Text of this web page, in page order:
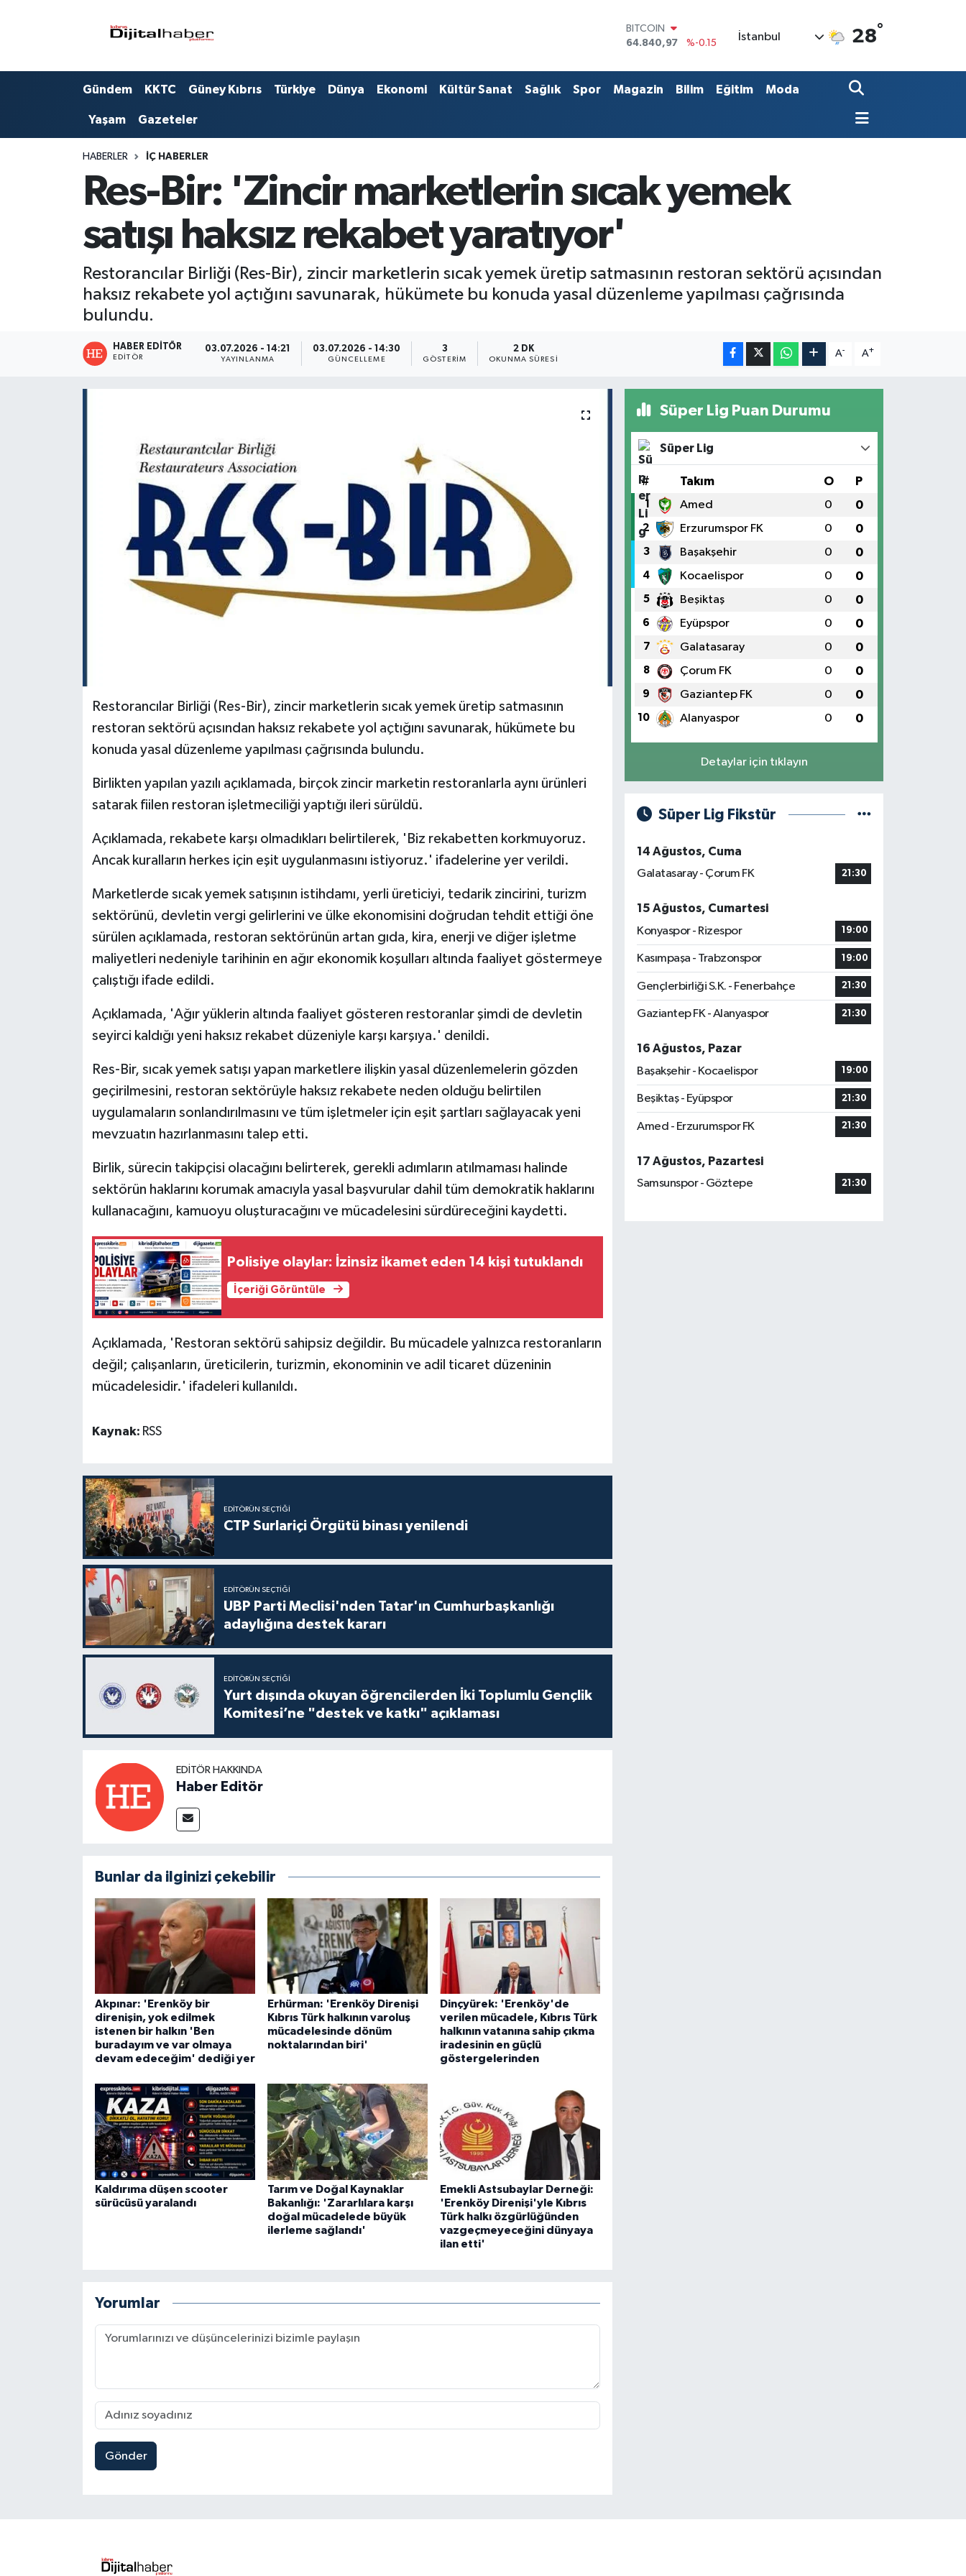
64.840,97
DOLAR
EURO
55,2510
%0.32
STERLİN
6660.55
%0
İstanbul 28°
Gündem KKTC Güney Kıbrıs Türkiye Dünya Ekonomi Kültür Sanat Sağlık Spor Magazin Bilim Eğitim Moda
Yaşam Gazeteler
HABERLER İÇ HABERLER
Res-Bir: 'Zincir marketlerin sıcak yemek
satışı haksız rekabet yaratıyor'
Restorancılar Birliği (Res-Bir), zincir marketlerin sıcak yemek üretip satmasının restoran sektörü açısından
haksız rekabete yol açtığını savunarak, hükümete bu konuda yasal düzenleme yapılması çağrısında
bulundu.
HABER EDITÖR
EDITÖR
03.07.2026 - 14:21
YAYINLANMA
03.07.2026 - 14:30
GÜNCELLEME
3
GÖSTERIM
2 DK
OKUNMA SÜRESI
A- A+
Restorancılar Birliği (Res-Bir), zincir marketlerin sıcak yemek üretip satmasının
restoran sektörü açısından haksız rekabete yol açtığını savunarak, hükümete bu
konuda yasal düzenleme yapılması çağrısında bulundu.
Birlikten yapılan yazılı açıklamada, birçok zincir marketin restoranlarla aynı ürünleri
satarak fiilen restoran işletmeciliği yaptığı ileri sürüldü.
Açıklamada, rekabete karşı olmadıkları belirtilerek, 'Biz rekabetten korkmuyoruz.
Ancak kuralların herkes için eşit uygulanmasını istiyoruz.' ifadelerine yer verildi.
Marketlerde sıcak yemek satışının istihdamı, yerli üreticiyi, tedarik zincirini, turizm
sektörünü, devletin vergi gelirlerini ve ülke ekonomisini doğrudan tehdit ettiği öne
sürülen açıklamada, restoran sektörünün artan gıda, kira, enerji ve diğer işletme
maliyetleri nedeniyle tarihinin en ağır ekonomik koşulları altında faaliyet göstermeye
çalıştığı ifade edildi.
Açıklamada, 'Ağır yüklerin altında faaliyet gösteren restoranlar şimdi de devletin
seyirci kaldığı yeni haksız rekabet düzeniyle karşı karşıya.' denildi.
Res-Bir, sıcak yemek satışı yapan marketlere ilişkin yasal düzenlemelerin gözden
geçirilmesini, restoran sektörüyle haksız rekabete neden olduğu belirtilen
uygulamaların sonlandırılmasını ve tüm işletmeler için eşit şartları sağlayacak yeni
mevzuatın hazırlanmasını talep etti.
Birlik, sürecin takipçisi olacağını belirterek, gerekli adımların atılmaması halinde
sektörün haklarını korumak amacıyla yasal başvurular dahil tüm demokratik haklarını
kullanacağını, kamuoyu oluşturacağını ve mücadelesini sürdüreceğini kaydetti.
Polisiye olaylar: İzinsiz ikamet eden 14 kişi tutuklandı
İçeriği Görüntüle
Açıklamada, 'Restoran sektörü sahipsiz değildir. Bu mücadele yalnızca restoranların
değil; çalışanların, üreticilerin, turizmin, ekonominin ve adil ticaret düzeninin
mücadelesidir.' ifadeleri kullanıldı.
Kaynak: RSS
EDITÖRÜN SEÇTIĞI
CTP Surlariçi Örgütü binası yenilendi
EDITÖRÜN SEÇTIĞI
UBP Parti Meclisi'nden Tatar'ın Cumhurbaşkanlığı
adaylığına destek kararı
EDITÖRÜN SEÇTIĞI
Yurt dışında okuyan öğrencilerden İki Toplumlu Gençlik
Komitesi’ne "destek ve katkı" açıklaması
EDITÖR HAKKINDA
Haber Editör
Bunlar da ilginizi çekebilir
Akpınar: 'Erenköy bir
direnişin, yok edilmek
istenen bir halkın 'Ben
buradayım ve var olmaya
devam edeceğim' dediği yer
Erhürman: 'Erenköy Direnişi
Kıbrıs Türk halkının varoluş
mücadelesinde dönüm
noktalarından biri'
Dinçyürek: 'Erenköy'de
verilen mücadele, Kıbrıs Türk
halkının vatanına sahip çıkma
iradesinin en güçlü
göstergelerinden
Kaldırıma düşen scooter
sürücüsü yaralandı
Tarım ve Doğal Kaynaklar
Bakanlığı: 'Zararlılara karşı
doğal mücadelede büyük
ilerleme sağlandı'
Emekli Astsubaylar Derneği:
'Erenköy Direnişi'yle Kıbrıs
Türk halkı özgürlüğünden
vazgeçmeyeceğini dünyaya
ilan etti'
Yorumlar
Gönder
Süper Lig Puan Durumu
Süper Lig
# Takım O P
1 Amed 0 0
2 Erzurumspor FK 0 0
3 Başakşehir 0 0
4 Kocaelispor 0 0
5 Beşiktaş 0 0
6 Eyüpspor 0 0
7 Galatasaray 0 0
8 Çorum FK 0 0
9 Gaziantep FK 0 0
10 Alanyaspor 0 0
Detaylar için tıklayın
Süper Lig Fikstür
14 Ağustos, Cuma
Galatasaray - Çorum FK
21:30
15 Ağustos, Cumartesi
Konyaspor - Rizespor
19:00
Kasımpaşa - Trabzonspor 19:00
Gençlerbirliği S.K. - Fenerbahçe 21:30
Gaziantep FK - Alanyaspor 21:30
16 Ağustos, Pazar
Başakşehir - Kocaelispor
19:00
Beşiktaş - Eyüpspor 21:30
Amed - Erzurumspor FK 21:30
17 Ağustos, Pazartesi
Samsunspor - Göztepe
21:30
Trafik Durumu
Süper Lig Puan Durumu ve Fikstür
Son Dakika Haberleri
Haber Arşivi